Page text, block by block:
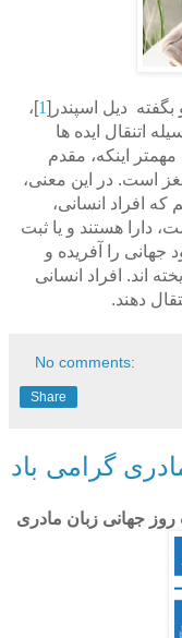
بگفته دیل اسپندر[1]،
اتنقال ایده ها
اینکه، مقدم
است. در این معنی،
افراد انسانی،
دارا هستند و یا ثبت
جهانی را آفریده و
اند. افراد انسانی
دهند.
No comments:
Share
روز جهانی زبان‌ مادری